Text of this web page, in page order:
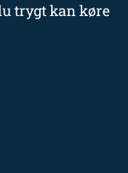
trygt kan køre